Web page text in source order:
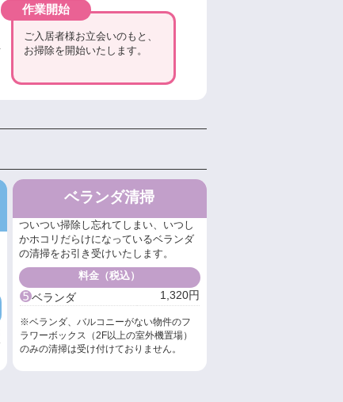
作業開始
ご入居者様お立会いのもと、
お掃除を開始いたします。
ベランダ清掃
ついつい掃除し忘れてしまい、いつし
かホコリだらけになっているベランダ
の清掃をお引き受けいたします。
料金（税込）
➎ベランダ 1,320円
※ベランダ、バルコニーがない物件のフ
ラワーボックス（2F以上の室外機置場）
のみの清掃は受け付けておりません。